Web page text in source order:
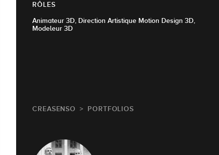
RÔLES
Animateur 3D, Direction Artistique Motion Design 3D,
Modeleur 3D
CREASENSO PORTFOLIOS